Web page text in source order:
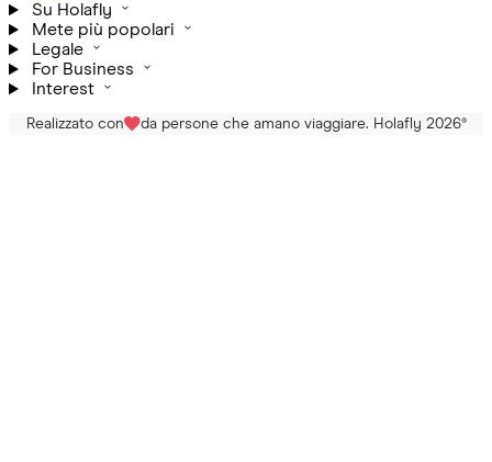
Su Holafly
Mete più popolari
Legale
For Business
Interest
Realizzato con da persone che amano viaggiare. Holafly 2026®